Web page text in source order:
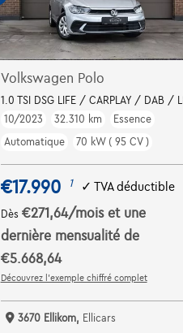
Volkswagen Polo
1.0 TSI DSG LIFE / CARPLAY / DAB /
10/2023
32.310 km
Essence
Automatique
70 kW ( 95 CV )
€17.990 1 ✓ TVA déductible
Dès €271,64/mois et une
dernière mensualité de
€5.668,64
Découvrez l’exemple chiffré complet
3670 Ellikom, Ellicars